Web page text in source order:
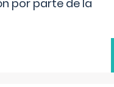
por parte de la